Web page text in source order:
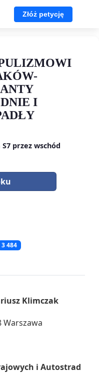
Złóż petycję
I
przez wschód
3 484
Klimczak
Warszawa
i Autostrad